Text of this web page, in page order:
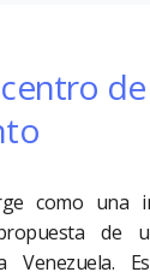
de
como una
de
Venezuela.